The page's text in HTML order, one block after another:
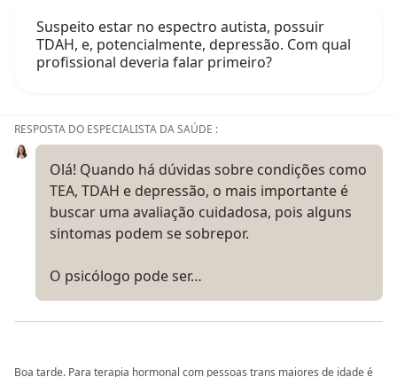
Suspeito estar no espectro autista, possuir
TDAH, e, potencialmente, depressão. Com qual
profissional deveria falar primeiro?
RESPOSTA DO ESPECIALISTA DA SAÚDE :
Olá! Quando há dúvidas sobre condições como
TEA, TDAH e depressão, o mais importante é
buscar uma avaliação cuidadosa, pois alguns
sintomas podem se sobrepor.
O psicólogo pode ser…
Boa tarde. Para terapia hormonal com pessoas trans maiores de idade é